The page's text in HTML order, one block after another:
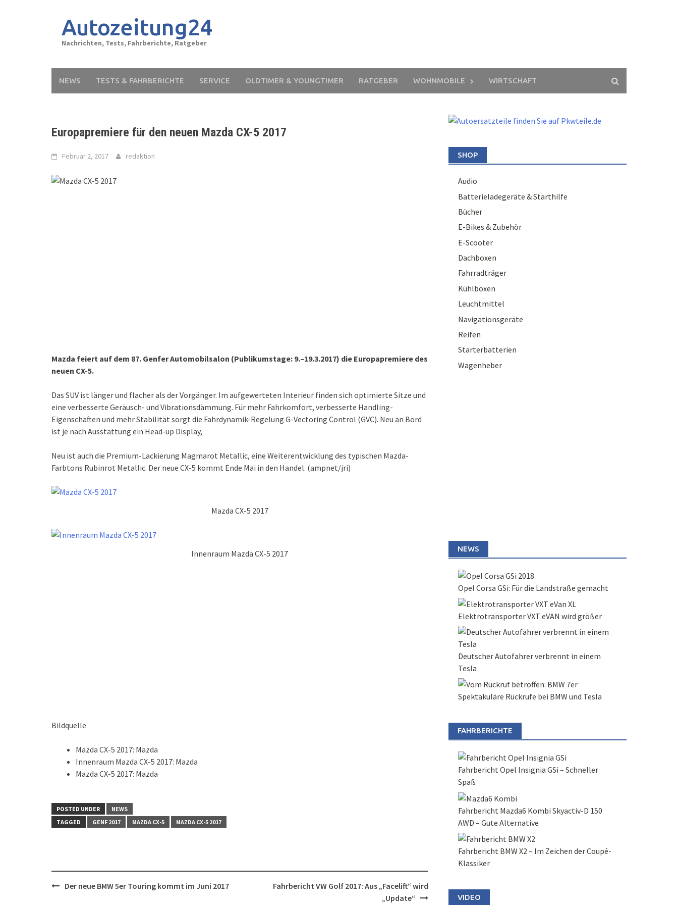
Autozeitung24
Nachrichten, Tests, Fahrberichte, Ratgeber
NEWS TESTS & FAHRBERICHTE SERVICE OLDTIMER & YOUNGTIMER RATGEBER WOHNMOBILE WIRTSCHAFT
Europapremiere für den neuen Mazda CX-5 2017
Februar 2, 2017 redaktion
Mazda feiert auf dem 87. Genfer Automobilsalon (Publikumstage: 9.–19.3.2017) die Europapremiere des
neuen CX-5.
Das SUV ist länger und flacher als der Vorgänger. Im aufgewerteten Interieur finden sich optimierte Sitze und
eine verbesserte Geräusch- und Vibrationsdämmung. Für mehr Fahrkomfort, verbesserte Handling-
Eigenschaften und mehr Stabilität sorgt die Fahrdynamik-Regelung G-Vectoring Control (GVC). Neu an Bord
ist je nach Ausstattung ein Head-up Display,
Neu ist auch die Premium-Lackierung Magmarot Metallic, eine Weiterentwicklung des typischen Mazda-
Farbtons Rubinrot Metallic. Der neue CX-5 kommt Ende Mai in den Handel. (ampnet/jri)
Mazda CX-5 2017
Innenraum Mazda CX-5 2017
Bildquelle
Mazda CX-5 2017: Mazda
Innenraum Mazda CX-5 2017: Mazda
Mazda CX-5 2017: Mazda
POSTED UNDER
NEWS
TAGGED
GENF 2017 MAZDA CX-5 MAZDA CX-5 2017
PostDer neue BMW 5er Touring kommt im Juni 2017
Fahrbericht VW Golf 2017: Aus „Facelift“ wird
„Update“
SHOP
Audio
Batterieladegeräte & Starthilfe
Bücher
E-Bikes & Zubehör
E-Scooter
Dachboxen
Fahrradträger
Kühlboxen
Leuchtmittel
Navigationsgeräte
Reifen
Starterbatterien
Wagenheber
NEWS
Opel Corsa GSi: Für die Landstraße gemacht
Elektrotransporter VXT eVAN wird größer
Deutscher Autofahrer verbrennt in einem
Tesla
Spektakuläre Rückrufe bei BMW und Tesla
FAHRBERICHTE
Fahrbericht Opel Insignia GSi – Schneller
Spaß
Fahrbericht Mazda6 Kombi Skyactiv-D 150
AWD – Gute Alternative
Fahrbericht BMW X2 – Im Zeichen der Coupé-
Klassiker
VIDEO